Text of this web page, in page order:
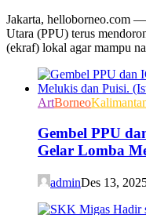
Jakarta, helloborneo.com
Utara (PPU) terus
(ekraf) lokal agar mampu
ArtBorneo
Gembel PPU
Gelar Lomba
adminDes 13,